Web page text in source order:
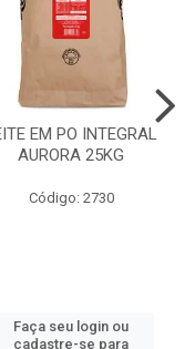
EM PO INTEGRAL
AURORA 25KG
Código: 2730
Faça seu login ou
cadastre-se para